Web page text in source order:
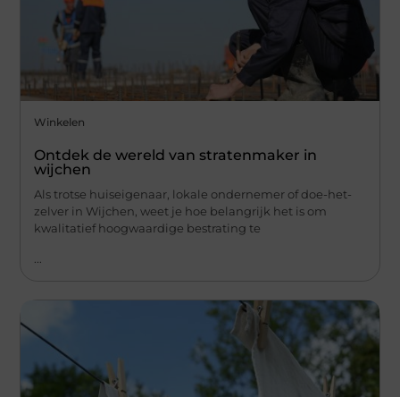
Winkelen
Ontdek de wereld van stratenmaker in
wijchen
Als trotse huiseigenaar, lokale ondernemer of doe-het-
zelver in Wijchen, weet je hoe belangrijk het is om
kwalitatief hoogwaardige bestrating te